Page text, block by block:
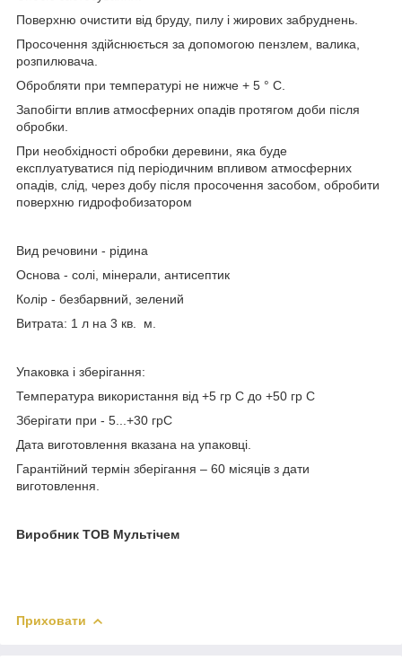
Поверхню очистити від бруду, пилу і жирових забруднень.
Просочення здійснюється за допомогою пензлем, валика,
розпилювача.
Обробляти при температурі не нижче + 5 ° C.
Запобігти вплив атмосферних опадів протягом доби після
обробки.
При необхідності обробки деревини, яка буде
експлуатуватися під періодичним впливом атмосферних
опадів, слід, через добу після просочення засобом, обробити
поверхню гидрофобизатором
Вид речовини - рідина
Основа - солі, мінерали, антисептик
Колір - безбарвний, зелений
Витрата: 1 л на 3 кв. м.
Упаковка і зберігання:
Температура використання від +5 гр С до +50 гр С
Зберігати при - 5...+30 грС
Дата виготовлення вказана на упаковці.
Гарантійний термін зберігання – 60 місяців з дати
виготовлення.
Виробник ТОВ Мультічем
Приховати